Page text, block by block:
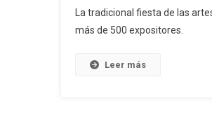
La tradicional fiesta de las
más de 500 expositores.
Leer más